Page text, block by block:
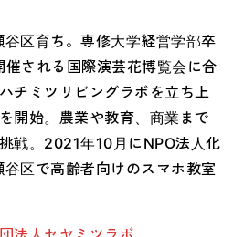
区育ち。専修大学経営学部卒
される国際演芸花博覧会に合
チミツリビングラボを立ち上
開始。農業や教育、商業まで
戦。2021年10月にNPO法人化
区で高齢者向けのスマホ教室